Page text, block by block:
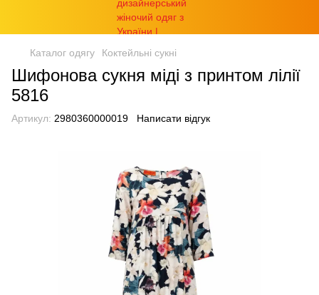
Каталог одягу Коктейльні сукні
Шифонова сукня міді з принтом лілії
5816
Артикул: 2980360000019 Написати відгук